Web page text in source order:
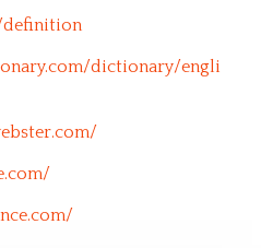
definition
dictionary/engli